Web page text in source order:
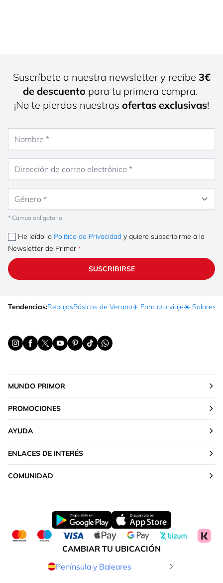
Suscríbete a nuestra newsletter y recibe 3€
de descuento para tu primera compra.
¡No te pierdas nuestras ofertas exclusivas!
* Campo obligatorio
He leído la Política de Privacidad y quiero subscribirme a la
Newsletter de Primor
SUSCRIBIRSE
Tendencias:RebajasBásicos de Verano✈️ Formato viaje☀️ Solares
MUNDO PRIMOR
PROMOCIONES
AYUDA
ENLACES DE INTERÉS
COMUNIDAD
CAMBIAR TU UBICACIÓN
Península y Baleares